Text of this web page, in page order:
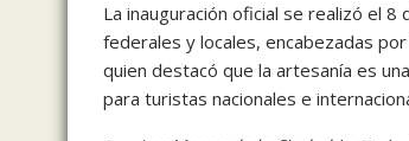
La inauguración oficial se realizó el
federales y locales, encabezadas
quien destacó que la artesanía es
para turistas nacionales e